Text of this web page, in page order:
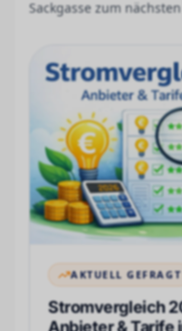
Sackgasse zum
AKTUELL GEFRAGT
Stromvergleich
Anbieter & Tarife